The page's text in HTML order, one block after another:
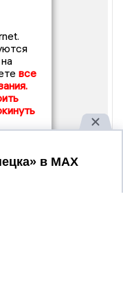
все